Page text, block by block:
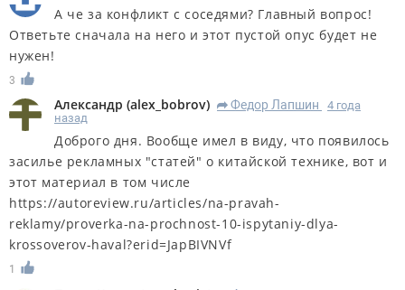
А че за конфликт с соседями? Главный вопрос!
Ответьте сначала на него и этот пустой опус будет не
нужен!
3
Александр (alex_bobrov) R Федор Лапшин
4 года
назад
Доброго дня. Вообще имел в виду, что появилось
засилье рекламных "статей" о китайской технике, вот и
этот материал в том числе
https://autoreview.ru/articles/na-pravah-
reklamy/proverka-na-prochnost-10-ispytaniy-dlya-
krossoverov-haval?erid=JapBIVNVf
1